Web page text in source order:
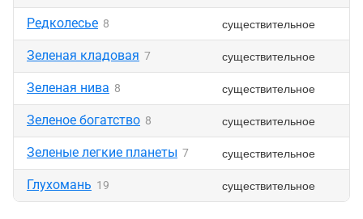
Редколесье 8 существительное
Зеленая кладовая 7 существительное
Зеленая нива 8 существительное
Зеленое богатство 8 существительное
Зеленые легкие планеты 7 существительное
Глухомань 19 существительное